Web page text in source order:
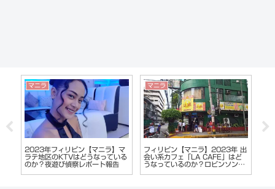
ホーチミン
【ベトナム・ホーチミン】コピー
商品だらけ「サイゴンスクエア」
最新作コピーも。
ベトナム
【ベトナム】の都市別コピー・フ
ェイク商品の販売傾向を偏見でレ
ポート